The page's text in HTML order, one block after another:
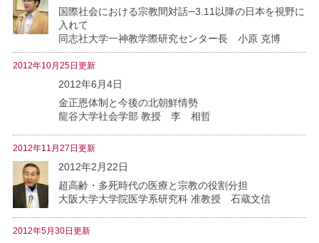
国際社会における宗教間対話─3.11以降の日本を視野に
入れて
同志社大学一神教学際研究センター長 小原 克博
2012年10月25日更新
2012年6月4日
金正恩体制と今後の北朝鮮情勢
龍谷大学社会学部 教授 李 相哲
2012年11月27日更新
2012年2月22日
超高齢・多死時代の医療と宗教の役割分担
大阪大学大学院医学系研究科 准教授 石蔵文信
2012年5月30日更新